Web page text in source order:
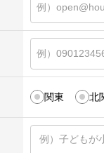
関東 北